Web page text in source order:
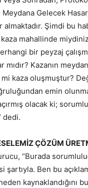
Gelecek
almaktadır. Şimdi bu
mahallinde
bir peyzaj
mıdır? Kazanın
kaza oluşmuştur?
emin
olacak ki;
dedi.
ÇÖZÜM
“Burada
şartıyla. Ben bu
kaynaklandığını